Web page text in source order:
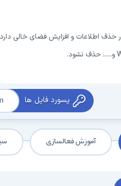
حذف اطلاعات و افزایش فضای خالی
پسورد فایل ها
آموزش فعالسازی